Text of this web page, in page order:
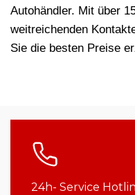
Autohändler. Mit über
weitreichenden
Sie die besten Preise
24h- Service